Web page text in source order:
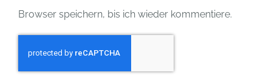
Browser speichern, bis ich wieder kommentiere.